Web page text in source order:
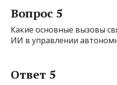
Вопрос 5
Какие основные вызовы
ИИ в управлении
Ответ 5